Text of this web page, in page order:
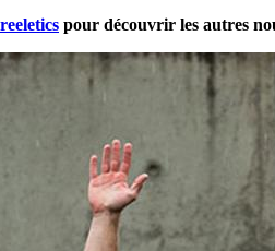
pour découvrir les autres